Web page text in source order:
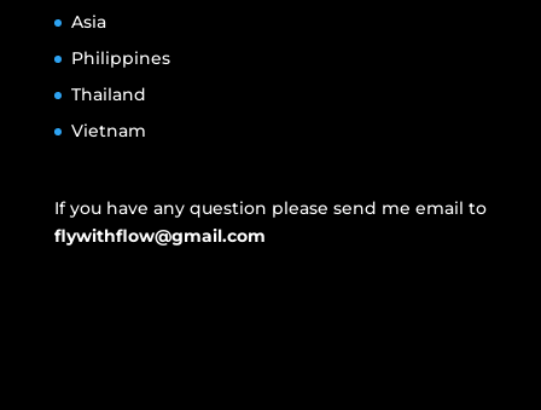
Asia
Philippines
Thailand
Vietnam
If you have any question please send me email to
flywithflow@gmail.com